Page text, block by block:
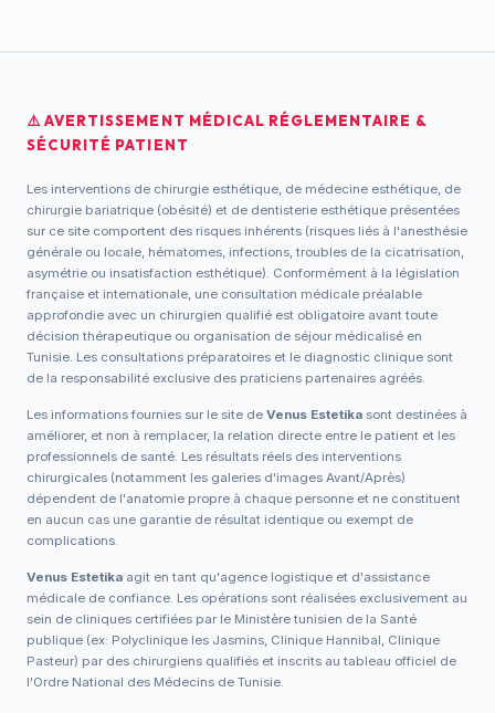
⚠️ AVERTISSEMENT MÉDICAL RÉGLEMENTAIRE &
SÉCURITÉ PATIENT
Les interventions de chirurgie esthétique, de médecine esthétique, de
chirurgie bariatrique (obésité) et de dentisterie esthétique présentées
sur ce site comportent des risques inhérents (risques liés à l'anesthésie
générale ou locale, hématomes, infections, troubles de la cicatrisation,
asymétrie ou insatisfaction esthétique). Conformément à la législation
française et internationale, une consultation médicale préalable
approfondie avec un chirurgien qualifié est obligatoire avant toute
décision thérapeutique ou organisation de séjour médicalisé en
Tunisie. Les consultations préparatoires et le diagnostic clinique sont
de la responsabilité exclusive des praticiens partenaires agréés.
Les informations fournies sur le site de Venus Estetika sont destinées à
améliorer, et non à remplacer, la relation directe entre le patient et les
professionnels de santé. Les résultats réels des interventions
chirurgicales (notamment les galeries d'images Avant/Après)
dépendent de l'anatomie propre à chaque personne et ne constituent
en aucun cas une garantie de résultat identique ou exempt de
complications.
Venus Estetika agit en tant qu'agence logistique et d'assistance
médicale de confiance. Les opérations sont réalisées exclusivement au
sein de cliniques certifiées par le Ministère tunisien de la Santé
publique (ex: Polyclinique les Jasmins, Clinique Hannibal, Clinique
Pasteur) par des chirurgiens qualifiés et inscrits au tableau officiel de
l'Ordre National des Médecins de Tunisie.